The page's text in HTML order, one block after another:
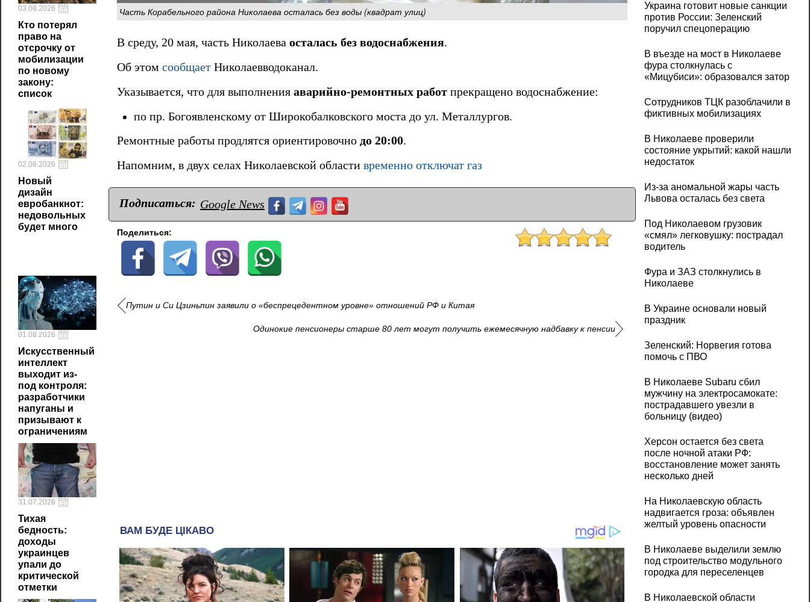
03.08.2026
Кто потерял
право на
отсрочку от
мобилизации
по новому
закону:
список
02.08.2026
Новый
дизайн
евробанкнот:
недовольных
будет много
01.08.2026
Искусственный
интеллект
выходит из-
под контроля:
разработчики
напуганы и
призывают к
ограничениям
31.07.2026
Тихая
бедность:
доходы
украинцев
упали до
критической
отметки
Часть Корабельного района Николаева осталась без воды (квадрат улиц)
В среду, 20 мая, часть Николаева осталась без водоснабжения.
Об этом сообщает Николаевводоканал.
Указывается, что для выполнения аварийно-ремонтных работ прекращено водоснабжение:
по пр. Богоявленскому от Широкобалковского моста до ул. Металлургов.
Ремонтные работы продлятся ориентировочно до 20:00.
Напомним, в двух селах Николаевской области временно отключат газ
Подписаться: Google News
Поделиться:
Путин и Си Цзиньпин заявили о «беспрецедентном уровне» отношений РФ и Китая
Одинокие пенсионеры старше 80 лет могут получить ежемесячную надбавку к пенсии
Украина готовит новые санкции
против России: Зеленский
поручил спецоперацию
В въезде на мост в Николаеве
фура столкнулась с
«Мицубиси»: образовался затор
Сотрудников ТЦК разоблачили в
фиктивных мобилизациях
В Николаеве проверили
состояние укрытий: какой нашли
недостаток
Из-за аномальной жары часть
Львова осталась без света
Под Николаевом грузовик
«смял» легковушку: пострадал
водитель
Фура и ЗАЗ столкнулись в
Николаеве
В Украине основали новый
праздник
Зеленский: Норвегия готова
помочь с ПВО
В Николаеве Subaru сбил
мужчину на электросамокате:
пострадавшего увезли в
больницу (видео)
Херсон остается без света
после ночной атаки РФ:
восстановление может занять
несколько дней
На Николаевскую область
надвигается гроза: объявлен
желтый уровень опасности
В Николаеве выделили землю
под строительство модульного
городка для переселенцев
В Николаевской области